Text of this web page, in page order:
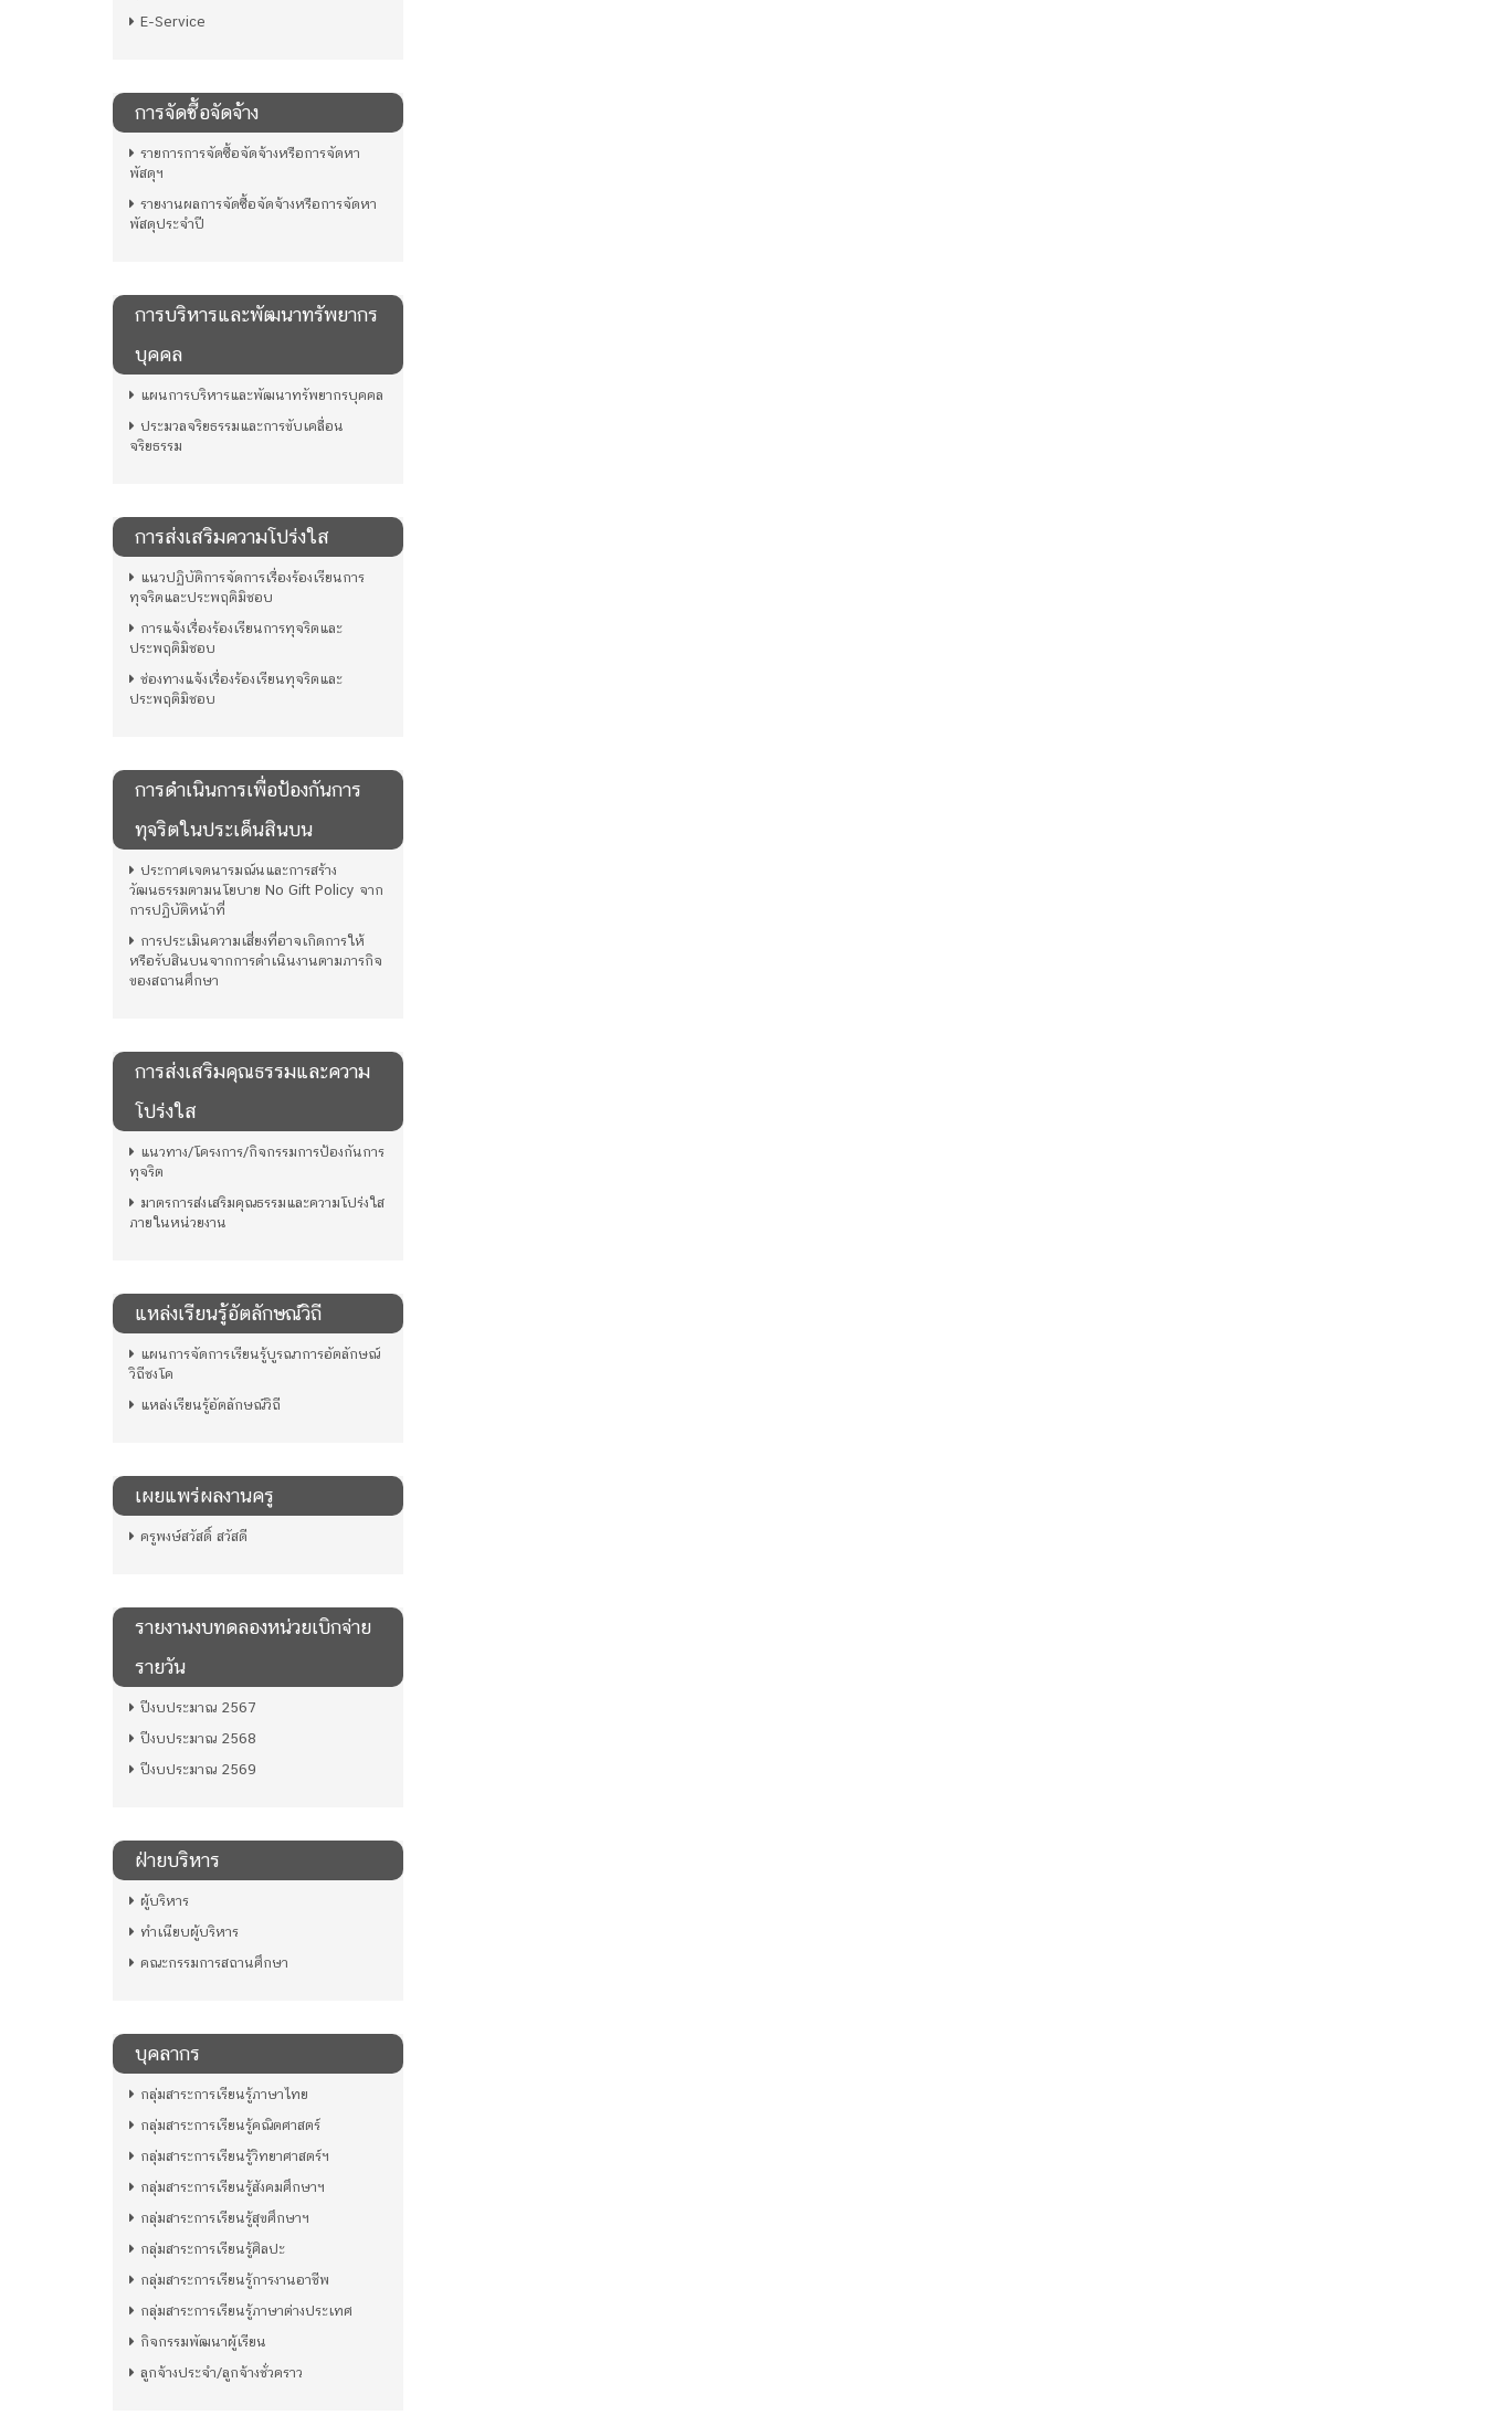
E-Service
การจัดซื้อจัดจ้าง
รายการการจัดซื้อจัดจ้างหรือการจัดหา
พัสดุฯ
รายงานผลการจัดซื้อจัดจ้างหรือการจัดหา
พัสดุประจำปี
การบริหารและพัฒนาทรัพยากร
บุคคล
แผนการบริหารและพัฒนาทรัพยากรบุคคล
ประมวลจริยธรรมและการขับเคลื่อน
จริยธรรม
การส่งเสริมความโปร่งใส
แนวปฏิบัติการจัดการเรื่องร้องเรียนการ
ทุจริตและประพฤติมิชอบ
การแจ้งเรื่องร้องเรียนการทุจริตและ
ประพฤติมิชอบ
ช่องทางแจ้งเรื่องร้องเรียนทุจริตและ
ประพฤติมิชอบ
การดําเนินการเพื่อป้องกันการ
ทุจริตในประเด็นสินบน
ประกาศเจตนารมณ์นและการสร้าง
วัฒนธรรมตามนโยบาย No Gift Policy จาก
การปฏิบัติหน้าที่
การประเมินความเสี่ยงที่อาจเกิดการให้
หรือรับสินบนจากการดำเนินงานตามภารกิจ
ของสถานศึกษา
การส่งเสริมคุณธรรมและความ
โปร่งใส
แนวทาง/โครงการ/กิจกรรมการป้องกันการ
ทุจริต
มาตรการส่งเสริมคุณธรรมและความโปร่งใส
ภายในหน่วยงาน
แหล่งเรียนรู้อัตลักษณ์วิถี
แผนการจัดการเรียนรู้บูรณาการอัตลักษณ์
วิถีชงโค
แหล่งเรียนรู้อัตลักษณ์วิถี
เผยแพร่ผลงานครู
ครูพงษ์สวัสดิ์ สวัสดี
รายงานงบทดลองหน่วยเบิกจ่าย
รายวัน
ปีงบประมาณ 2567
ปีงบประมาณ 2568
ปีงบประมาณ 2569
ฝ่ายบริหาร
ผู้บริหาร
ทำเนียบผู้บริหาร
คณะกรรมการสถานศึกษา
บุคลากร
กลุ่มสาระการเรียนรู้ภาษาไทย
กลุ่มสาระการเรียนรู้คณิตศาสตร์
กลุ่มสาระการเรียนรู้วิทยาศาสตร์ฯ
กลุ่มสาระการเรียนรู้สังคมศึกษาฯ
กลุ่มสาระการเรียนรู้สุขศึกษาฯ
กลุ่มสาระการเรียนรู้ศิลปะ
กลุ่มสาระการเรียนรู้การงานอาชีพ
กลุ่มสาระการเรียนรู้ภาษาต่างประเทศ
กิจกรรมพัฒนาผู้เรียน
ลูกจ้างประจำ/ลูกจ้างชั่วคราว